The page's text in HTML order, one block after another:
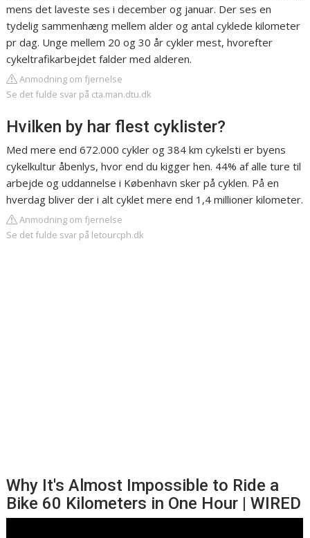
mens det laveste ses i december og januar. Der ses en
tydelig sammenhæng mellem alder og antal cyklede kilometer
pr dag. Unge mellem 20 og 30 år cykler mest, hvorefter
cykeltrafikarbejdet falder med alderen.
Anmodning om fjernelse
Se det fulde svar på cta.man.dtu.dk
Hvilken by har flest cyklister?
Med mere end 672.000 cykler og 384 km cykelsti er byens
cykelkultur åbenlys, hvor end du kigger hen. 44% af alle ture til
arbejde og uddannelse i København sker på cyklen. På en
hverdag bliver der i alt cyklet mere end 1,4 millioner kilometer.
Anmodning om fjernelse
Se det fulde svar på letourcph.dk
Why It's Almost Impossible to Ride a
Bike 60 Kilometers in One Hour | WIRED